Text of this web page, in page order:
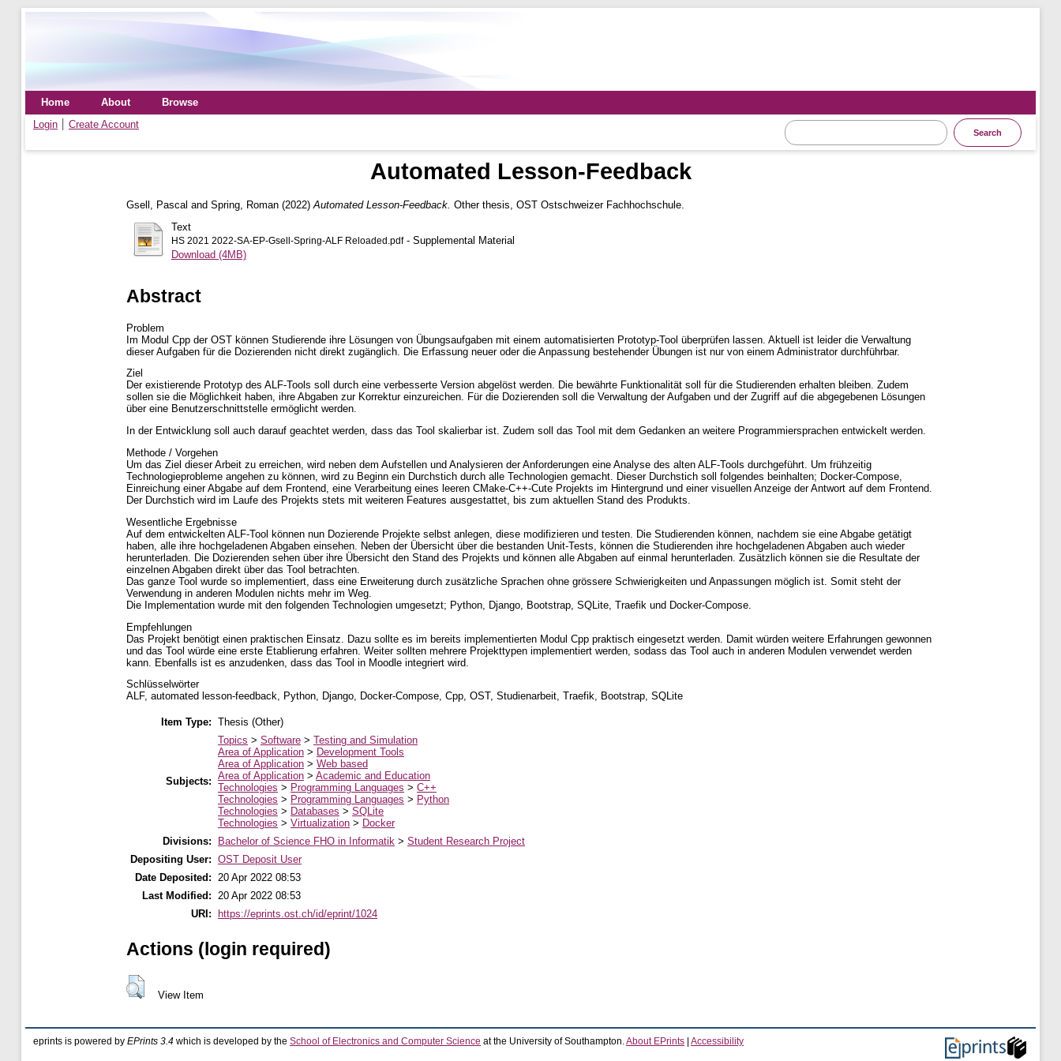
Home About
Browse
Login
Create Account
Automated Lesson-Feedback
Gsell, Pascal and Spring, Roman (2022) Automated Lesson-Feedback. Other thesis, OST Ostschweizer Fachhochschule.
Text
HS 2021 2022-SA-EP-Gsell-Spring-ALF Reloaded.pdf- Supplemental Material
Download (4MB)
Abstract
Problem
Im Modul Cpp der OST können Studierende ihre Lösungen von Übungsaufgaben mit einem automatisierten Prototyp-Tool überprüfen lassen. Aktuell ist leider die Verwaltung
dieser Aufgaben für die Dozierenden nicht direkt zugänglich. Die Erfassung neuer oder die Anpassung bestehender Übungen ist nur von einem Administrator durchführbar.
Ziel
Der existierende Prototyp des ALF-Tools soll durch eine verbesserte Version abgelöst werden. Die bewährte Funktionalität soll für die Studierenden erhalten bleiben. Zudem
sollen sie die Möglichkeit haben, ihre Abgaben zur Korrektur einzureichen. Für die Dozierenden soll die Verwaltung der Aufgaben und der Zugriff auf die abgegebenen Lösungen
über eine Benutzerschnittstelle ermöglicht werden.
In der Entwicklung soll auch darauf geachtet werden, dass das Tool skalierbar ist. Zudem soll das Tool mit dem Gedanken an weitere Programmiersprachen entwickelt werden.
Methode / Vorgehen
Um das Ziel dieser Arbeit zu erreichen, wird neben dem Aufstellen und Analysieren der Anforderungen eine Analyse des alten ALF-Tools durchgeführt. Um frühzeitig
Technologieprobleme angehen zu können, wird zu Beginn ein Durchstich durch alle Technologien gemacht. Dieser Durchstich soll folgendes beinhalten; Docker-Compose,
Einreichung einer Abgabe auf dem Frontend, eine Verarbeitung eines leeren CMake-C++-Cute Projekts im Hintergrund und einer visuellen Anzeige der Antwort auf dem Frontend.
Der Durchstich wird im Laufe des Projekts stets mit weiteren Features ausgestattet, bis zum aktuellen Stand des Produkts.
Wesentliche Ergebnisse
Auf dem entwickelten ALF-Tool können nun Dozierende Projekte selbst anlegen, diese modifizieren und testen. Die Studierenden können, nachdem sie eine Abgabe getätigt
haben, alle ihre hochgeladenen Abgaben einsehen. Neben der Übersicht über die bestanden Unit-Tests, können die Studierenden ihre hochgeladenen Abgaben auch wieder
herunterladen. Die Dozierenden sehen über ihre Übersicht den Stand des Projekts und können alle Abgaben auf einmal herunterladen. Zusätzlich können sie die Resultate der
einzelnen Abgaben direkt über das Tool betrachten.
Das ganze Tool wurde so implementiert, dass eine Erweiterung durch zusätzliche Sprachen ohne grössere Schwierigkeiten und Anpassungen möglich ist. Somit steht der
Verwendung in anderen Modulen nichts mehr im Weg.
Die Implementation wurde mit den folgenden Technologien umgesetzt; Python, Django, Bootstrap, SQLite, Traefik und Docker-Compose.
Empfehlungen
Das Projekt benötigt einen praktischen Einsatz. Dazu sollte es im bereits implementierten Modul Cpp praktisch eingesetzt werden. Damit würden weitere Erfahrungen gewonnen
und das Tool würde eine erste Etablierung erfahren. Weiter sollten mehrere Projekttypen implementiert werden, sodass das Tool auch in anderen Modulen verwendet werden
kann. Ebenfalls ist es anzudenken, dass das Tool in Moodle integriert wird.
Schlüsselwörter
ALF, automated lesson-feedback, Python, Django, Docker-Compose, Cpp, OST, Studienarbeit, Traefik, Bootstrap, SQLite
Item Type: Thesis (Other)
Subjects:
Topics > Software > Testing and Simulation
Area of Application > Development Tools
Area of Application > Web based
Area of Application > Academic and Education
Technologies > Programming Languages > C++
Technologies > Programming Languages > Python
Technologies > Databases > SQLite
Technologies > Virtualization > Docker
Divisions:
Bachelor of Science FHO in Informatik > Student Research Project
Depositing User: OST Deposit User
Date Deposited: 20 Apr 2022 08:53
Last Modified: 20 Apr 2022 08:53
URI:
https://eprints.ost.ch/id/eprint/1024
Actions (login required)
View Item
eprints is powered by EPrints 3.4 which is developed by the School of Electronics and Computer Science at the University of Southampton. About EPrints Accessibility